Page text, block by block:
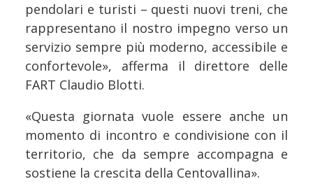
pendolari e turisti – questi nuovi treni, che
rappresentano il nostro impegno verso un
servizio sempre più moderno, accessibile e
confortevole», afferma il direttore delle
FART Claudio Blotti.
«Questa giornata vuole essere anche un
momento di incontro e condivisione con il
territorio, che da sempre accompagna e
sostiene la crescita della Centovallina».